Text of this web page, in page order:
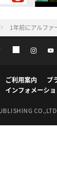
1年前にアルファ
ご利用案内
プ
インフォメーシ
CO.,LTD.